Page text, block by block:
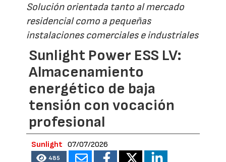
Solución orientada tanto al mercado
residencial como a pequeñas
instalaciones comerciales e industriales
Sunlight Power ESS LV:
Almacenamiento
energético de baja
tensión con vocación
profesional
Sunlight 07/07/2026
485